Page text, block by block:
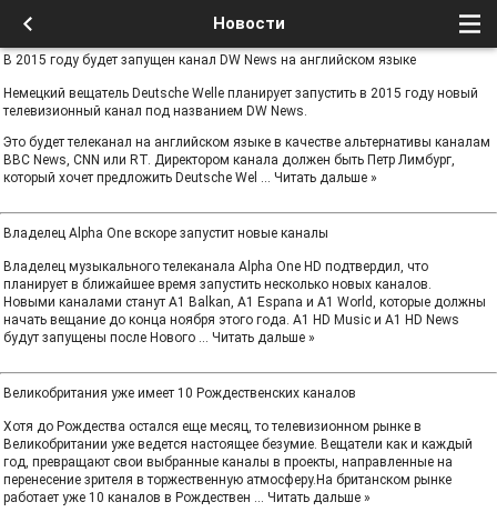
Новости
В 2015 году будет запущен канал DW News на английском языке
Немецкий вещатель Deutsche Welle планирует запустить в 2015 году новый
телевизионный канал под названием DW News.
Это будет телеканал на английском языке в качестве альтернативы каналам
BBC News, CNN или RT. Директором канала должен быть Петр Лимбург,
который хочет предложить Deutsche Wel ... Читать дальше »
Владелец Alpha One вскоре запустит новые каналы
Владелец музыкального телеканала Alpha One HD подтвердил, что
планирует в ближайшее время запустить несколько новых каналов.
Новыми каналами станут A1 Balkan, A1 Espana и A1 World, которые должны
начать вещание до конца ноября этого года. A1 HD Music и A1 HD News
будут запущены после Нового ... Читать дальше »
Великобритания уже имеет 10 Рождественских каналов
Хотя до Рождества остался еще месяц, то телевизионном рынке в
Великобритании уже ведется настоящее безумие. Вещатели как и каждый
год, превращают свои выбранные каналы в проекты, направленные на
перенесение зрителя в торжественную атмосферу.На британском рынке
работает уже 10 каналов в Рождествен ... Читать дальше »